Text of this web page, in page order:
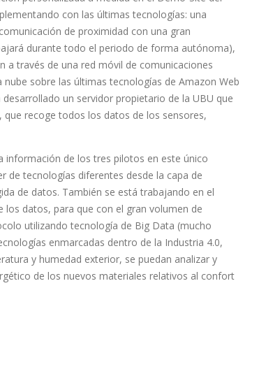
con las últimas tecnologías: una
de proximidad con una gran
durante todo el periodo de forma autónoma),
a través de una red móvil de comunicaciones
sobre las últimas tecnologías de Amazon Web
un servidor propietario de la UBU que
recoge todos los datos de los sensores,
información de los tres pilotos en este único
de tecnologías diferentes desde la capa de
de datos. También se está trabajando en el
datos, para que con el gran volumen de
utilizando tecnología de Big Data (mucho
enmarcadas dentro de la Industria 4.0,
y humedad exterior, se puedan analizar y
de los nuevos materiales relativos al confort